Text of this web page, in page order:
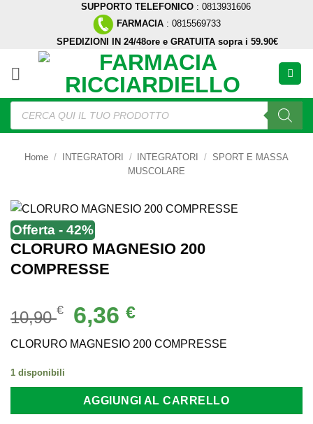
SUPPORTO TELEFONICO : 0813931606
FARMACIA : 0815569733
SPEDIZIONI IN 24/48ore e GRATUITA sopra i 59.90€
Ricerca
prodotti
Home / INTEGRATORI / INTEGRATORI / SPORT E MASSA
MUSCOLARE
Offerta - 42%
CLORURO MAGNESIO 200
COMPRESSE
10,90€
Il
prezzo
originale
6,36€Il
attuale
CLORURO MAGNESIO 200 COMPRESSE
1 disponibili
AGGIUNGI AL CARRELLO